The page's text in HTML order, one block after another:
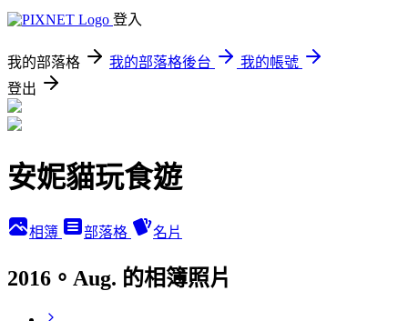
登入
我的部落格 我的部落格後台
我的帳號
登出
安妮貓玩食遊
相簿 部落格 名片
2016。Aug. 的相簿照片